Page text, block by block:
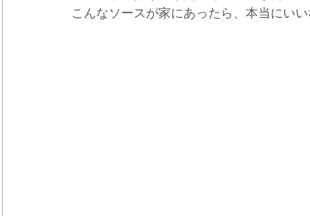
こんなソースが家にあったら、本当にい